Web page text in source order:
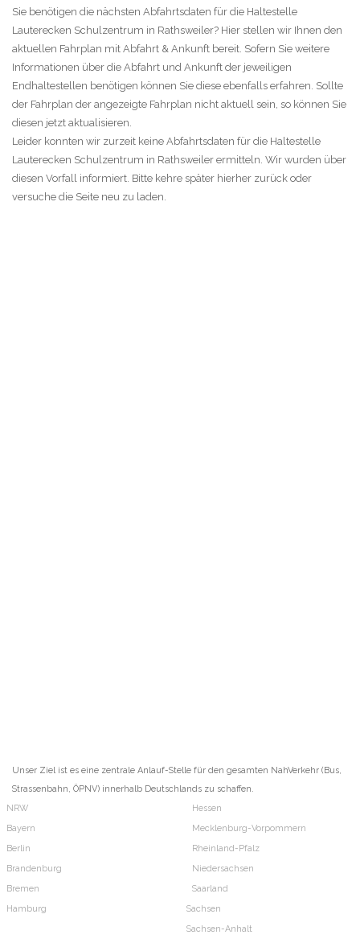
Sie benötigen die nächsten Abfahrtsdaten für die Haltestelle
Lauterecken Schulzentrum in Rathsweiler? Hier stellen wir Ihnen den
aktuellen Fahrplan mit Abfahrt & Ankunft bereit. Sofern Sie weitere
Informationen über die Abfahrt und Ankunft der jeweiligen
Endhaltestellen benötigen können Sie diese ebenfalls erfahren. Sollte
der Fahrplan der angezeigte Fahrplan nicht aktuell sein, so können Sie
diesen jetzt aktualisieren.
Leider konnten wir zurzeit keine Abfahrtsdaten für die Haltestelle
Lauterecken Schulzentrum in Rathsweiler ermitteln. Wir wurden über
diesen Vorfall informiert. Bitte kehre später hierher zurück oder
versuche die Seite neu zu laden.
Unser Ziel ist es eine zentrale Anlauf-Stelle für den gesamten NahVerkehr (Bus,
Strassenbahn, ÖPNV) innerhalb Deutschlands zu schaffen.
NRW
Bayern
Berlin
Brandenburg
Bremen
Hamburg
Hessen
Mecklenburg-Vorpommern
Rheinland-Pfalz
Niedersachsen
Saarland
Sachsen
Sachsen-Anhalt